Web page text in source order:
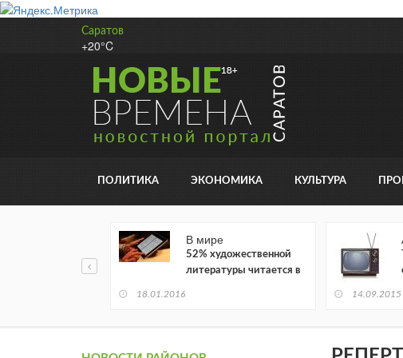
Саратов
+20°C
ПОЛИТИКА ЭКОНОМИКА КУЛЬТУРА
В мире
52% художественной
литературы читается в
18.01.2016 14.09.2015